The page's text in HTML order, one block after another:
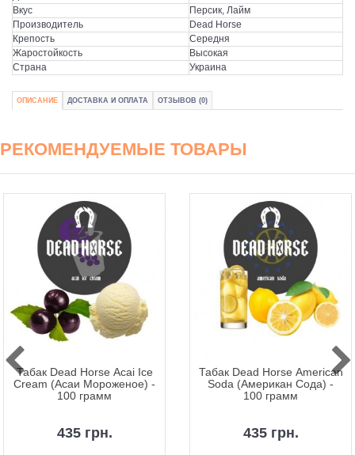
Вкус
Персик, Лайм
Производитель
Dead Horse
Крепость
Середня
Жаростойкость
Высокая
Страна
Украина
ОПИСАНИЕ ДОСТАВКА И ОПЛАТА ОТЗЫВОВ (0)
РЕКОМЕНДУЕМЫЕ ТОВАРЫ
Табак Dead Horse Acai Ice
Cream (Асаи Мороженое) -
100 грамм
435 грн.
Табак Dead Horse American
Soda (Американ Сода) -
100 грамм
435 грн.